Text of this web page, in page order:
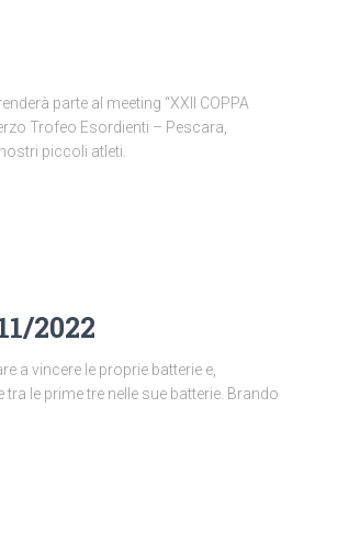
parte al meeting “XXII COPPA
Trofeo Esordienti – Pescara,
piccoli atleti.
2022
a vincere le proprie batterie e,
le prime tre nelle sue batterie. Brando